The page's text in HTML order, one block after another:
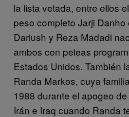
la lista vetada, entre ellos
peso completo Jarji Danho
Dariush y Reza Madadi
ambos con peleas
Estados Unidos. También
Randa Markos, cuya
1988 durante el apogeo
Irán e Iraq cuando Randa